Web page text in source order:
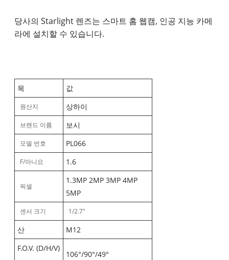
당사의 Starlight 렌즈는 스마트 홈 웹캠, 인공 지능 카메
라에 설치할 수 있습니다.
목 값
원산지 상하이
브랜드 이름 보시
모델 번호 PL066
F/아니요 1.6
픽셀
1.3MP 2MP 3MP 4MP
5MP
센서 크기 1/2.7"
산
M12
F.O.V. (D/H/V)
106°/90°/49°